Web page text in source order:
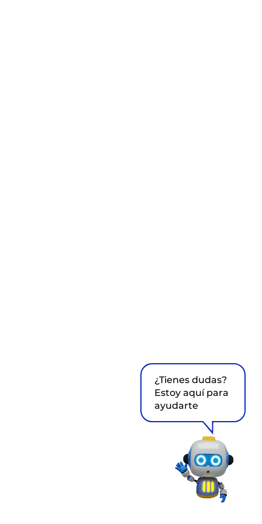
¿Tienes dudas?
Estoy aquí para
ayudarte